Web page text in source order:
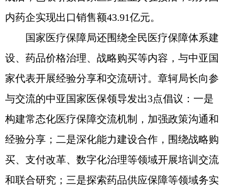
内药企实现出口销售额43.91亿元。
国家医疗保障局还围绕全民医疗保障体系建
设、药品价格治理、战略购买等内容，与中亚国
家代表开展经验分享和交流研讨。章轲局长向参
与交流的中亚国家医保领导发出3点倡议：一是
构建常态化医疗保障交流机制，加强政策沟通和
经验分享；二是深化能力建设合作，围绕战略购
买、支付改革、数字化治理等领域开展培训交流
和联合研究；三是探索药品供应保障等领域务实